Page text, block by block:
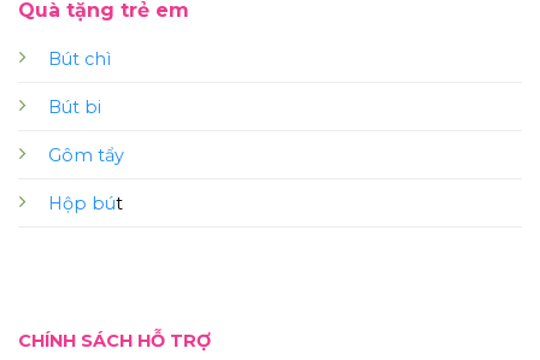
Quà tặng trẻ em
Bút chì
Bút bi
Gôm tẩy
Hộp bút
CHÍNH SÁCH HỖ TRỢ